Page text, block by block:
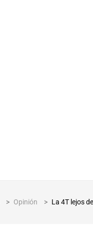
> Opinión > La 4T lejos